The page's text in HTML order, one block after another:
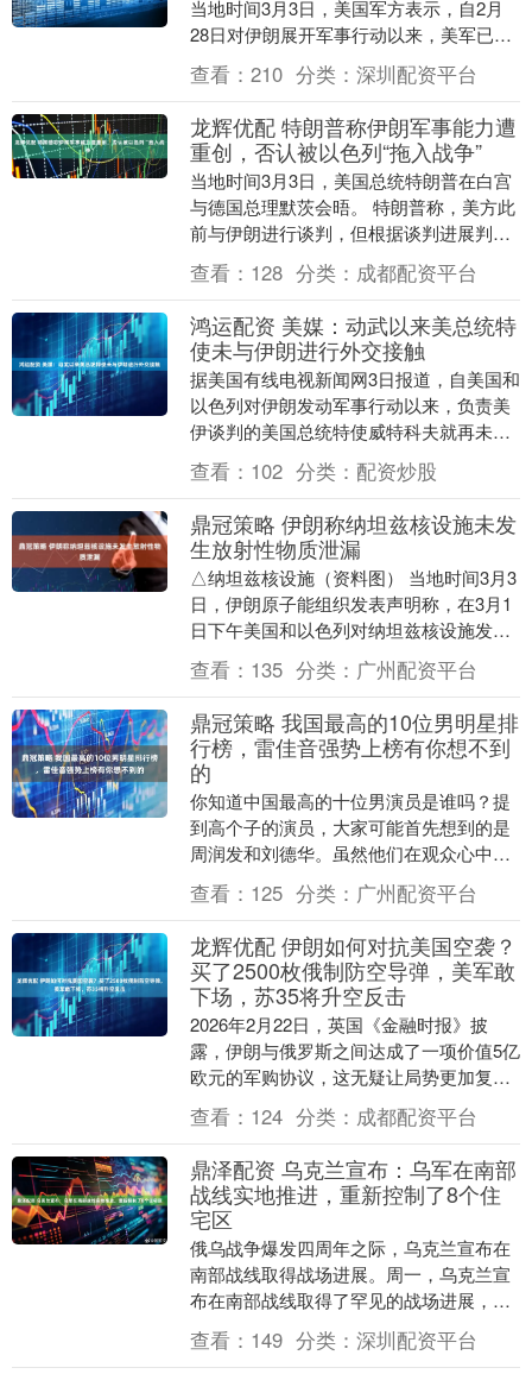
当地时间3月3日，美国军方表示，自2月
28日对伊朗展开军事行动以来，美军已对
伊朗境内目标进行了超过1700次打击。 更
多....
查看： 210 分类： 深圳配资平台
龙辉优配 特朗普称伊朗军事能力遭
重创，否认被以色列“拖入战争”
当地时间3月3日，美国总统特朗普在白宫
与德国总理默茨会晤。 特朗普称，美方此
前与伊朗进行谈判，但根据谈判进展判
断，伊朗“准备率先发动攻击”，包括针对
以色列及其他....
查看： 128 分类： 成都配资平台
鸿运配资 美媒：动武以来美总统特
使未与伊朗进行外交接触
据美国有线电视新闻网3日报道，自美国和
以色列对伊朗发动军事行动以来，负责美
伊谈判的美国总统特使威特科夫就再未同
伊方进行过外交接触。 报道援引美政府高
级官员的话说....
查看： 102 分类： 配资炒股
鼎冠策略 伊朗称纳坦兹核设施未发
生放射性物质泄漏
△纳坦兹核设施（资料图） 当地时间3月3
日，伊朗原子能组织发表声明称，在3月1
日下午美国和以色列对纳坦兹核设施发动
袭击后，相关部门已就该设施是否发生放
射性污染扩....
查看： 135 分类： 广州配资平台
鼎冠策略 我国最高的10位男明星排
行榜，雷佳音强势上榜有你想不到
的
你知道中国最高的十位男演员是谁吗？提
到高个子的演员，大家可能首先想到的是
周润发和刘德华。虽然他们在观众心中显
得非常高大，但实际上他们的身高并不算
突出。有些演员在....
查看： 125 分类： 广州配资平台
龙辉优配 伊朗如何对抗美国空袭？
买了2500枚俄制防空导弹，美军敢
下场，苏35将升空反击
2026年2月22日，英国《金融时报》披
露，伊朗与俄罗斯之间达成了一项价值5亿
欧元的军购协议，这无疑让局势更加复
杂。根据协议内容，俄罗斯将向伊朗提供
先进的9K3....
查看： 124 分类： 成都配资平台
鼎泽配资 乌克兰宣布：乌军在南部
战线实地推进，重新控制了8个住
宅区
俄乌战争爆发四周年之际，乌克兰宣布在
南部战线取得战场进展。周一，乌克兰宣
布在南部战线取得了罕见的战场进展，重
新夺回了8个居民点的控制权。与此同时，
乌克兰方面确认....
查看： 149 分类： 深圳配资平台